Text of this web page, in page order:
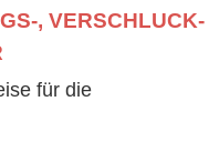
, VERSCHLUCK-
für die